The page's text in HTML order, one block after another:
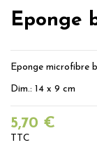
Eponge
Eponge microfibre
Dim.: 14 x 9 cm
5,70 €
TTC